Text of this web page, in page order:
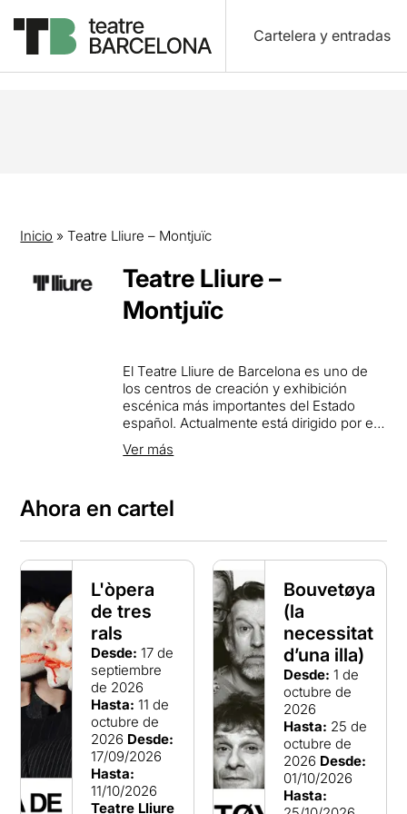
Cartelera y entradas
Inicio »Teatre Lliure – Montjuïc
Teatre Lliure –
Montjuïc
El Teatre Lliure de Barcelona es uno de
los centros de creación y exhibición
escénica más importantes del Estado
español. Actualmente está dirigido por el
director de escena Juan Carlos Martel
Bayod y forma parte de la red europea de
Los objetivos del Lliure en la etapa actual
escena digital, la acción cultural y la
acción educativa.
Unidos todos ellos por un compromiso
social y comunitario, la implicación con la
ciudad es conjuga con la proyección
nacional e internacional; la creación
contemporánea de formatos híbridos con
la reivindicación del valor atemporal de las
artes escénicas en su conjunto. Hacer el
teatro accesible a todos los públicos va
de la mano con gestionar una entidad
enmarcada en los nuevos parámetros de
sostenibilidad económica y
medioambiental, cuando está a punto de
celebrar el medio siglo de vida.
Ver más
Ahora en cartel
L'òpera
de tres
rals
Desde: 17 de
septiembre
de 2026
Hasta: 11 de
octubre de
2026 Desde:
17/09/2026
Hasta:
11/10/2026
Teatre Lliure
Bouvetøya
(la
necessitat
d’una illa)
Desde: 1 de
octubre de
2026
Hasta: 25 de
octubre de
2026 Desde:
01/10/2026
Hasta: